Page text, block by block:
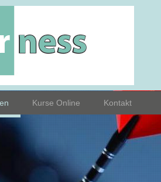
Kurse Online Kontakt